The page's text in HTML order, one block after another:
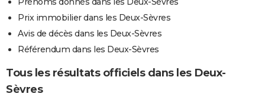
Prix immobilier dans les Deux-Sèvres
Avis de décès dans les Deux-Sèvres
Référendum dans les Deux-Sèvres
Tous les résultats officiels dans les Deux-
Sèvres